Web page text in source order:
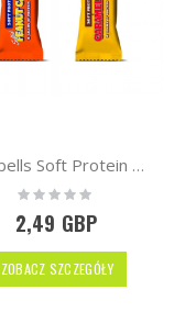
Barebells Soft Protein Bar 55g
Rating:
0%
2,49 GBP
ZOBACZ SZCZEGÓŁY